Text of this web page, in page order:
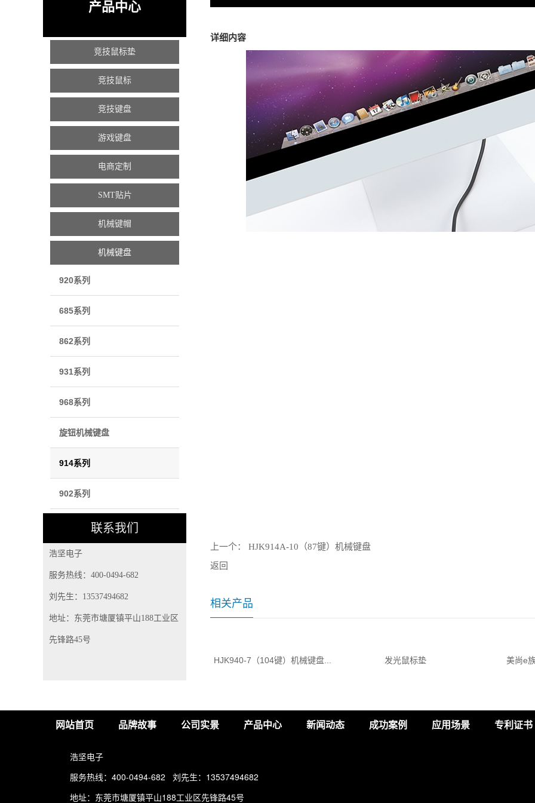
产品中心
竞技鼠标垫
竞技鼠标
竞技键盘
游戏键盘
电商定制
SMT贴片
机械键帽
机械键盘
920系列
685系列
862系列
931系列
968系列
旋钮机械键盘
914系列
902系列
联系我们
浩坚电子
服务热线：400-0494-682
刘先生：13537494682
地址：东莞市塘厦镇平山188工业区
先锋路45号
详细内容
上一个：
HJK914A-10（87键）机械键盘
返回
相关产品
HJK940-7（104键）机械键盘... 发光鼠标垫 美尚e
网站首页 品牌故事 公司实景 产品中心 新闻动态 成功案例 应用场景 专利证书
浩坚电子
服务热线：400-0494-682 刘先生：13537494682
地址：东莞市塘厦镇平山188工业区先锋路45号